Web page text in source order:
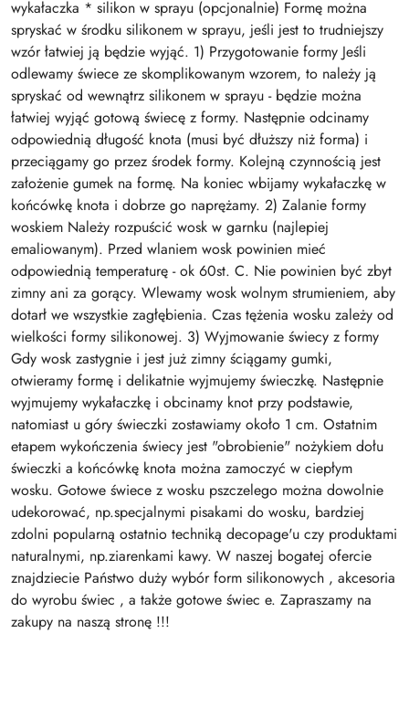
wykałaczka * silikon w sprayu (opcjonalnie) Formę można
spryskać w środku silikonem w sprayu, jeśli jest to trudniejszy
wzór łatwiej ją będzie wyjąć. 1) Przygotowanie formy Jeśli
odlewamy świece ze skomplikowanym wzorem, to należy ją
spryskać od wewnątrz silikonem w sprayu - będzie można
łatwiej wyjąć gotową świecę z formy. Następnie odcinamy
odpowiednią długość knota (musi być dłuższy niż forma) i
przeciągamy go przez środek formy. Kolejną czynnością jest
założenie gumek na formę. Na koniec wbijamy wykałaczkę w
końcówkę knota i dobrze go naprężamy. 2) Zalanie formy
woskiem Należy rozpuścić wosk w garnku (najlepiej
emaliowanym). Przed wlaniem wosk powinien mieć
odpowiednią temperaturę - ok 60st. C. Nie powinien być zbyt
zimny ani za gorący. Wlewamy wosk wolnym strumieniem, aby
dotarł we wszystkie zagłębienia. Czas tężenia wosku zależy od
wielkości formy silikonowej. 3) Wyjmowanie świecy z formy
Gdy wosk zastygnie i jest już zimny ściągamy gumki,
otwieramy formę i delikatnie wyjmujemy świeczkę. Następnie
wyjmujemy wykałaczkę i obcinamy knot przy podstawie,
natomiast u góry świeczki zostawiamy około 1 cm. Ostatnim
etapem wykończenia świecy jest "obrobienie" nożykiem dołu
świeczki a końcówkę knota można zamoczyć w ciepłym
wosku. Gotowe świece z wosku pszczelego można dowolnie
udekorować, np.specjalnymi pisakami do wosku, bardziej
zdolni popularną ostatnio techniką decopage'u czy produktami
naturalnymi, np.ziarenkami kawy. W naszej bogatej ofercie
znajdziecie Państwo duży wybór form silikonowych , akcesoria
do wyrobu świec , a także gotowe świec e. Zapraszamy na
zakupy na naszą stronę !!!